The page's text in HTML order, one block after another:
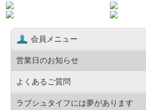
会員メニュー
営業日のお知らせ
よくあるご質問
ラブシュタイフには夢があります